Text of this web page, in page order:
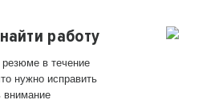
работу
в течение
нужно исправить
внимание